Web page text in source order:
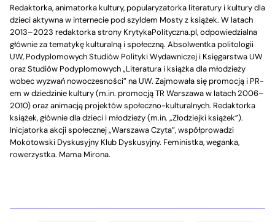
Redaktorka, animatorka kultury, popularyzatorka literatury i kultury dla
dzieci aktywna w internecie pod szyldem Mosty z książek. W latach
2013–2023 redaktorka strony KrytykaPolityczna.pl, odpowiedzialna
głównie za tematykę kulturalną i społeczną. Absolwentka politologii
UW, Podyplomowych Studiów Polityki Wydawniczej i Księgarstwa UW
oraz Studiów Podyplomowych „Literatura i książka dla młodzieży
wobec wyzwań nowoczesności” na UW. Zajmowała się promocją i PR-
em w dziedzinie kultury (m.in. promocją TR Warszawa w latach 2006–
2010) oraz animacją projektów społeczno-kulturalnych. Redaktorka
książek, głównie dla dzieci i młodzieży (m.in. „Złodziejki książek”).
Inicjatorka akcji społecznej „Warszawa Czyta”, współprowadzi
Mokotowski Dyskusyjny Klub Dyskusyjny. Feministka, weganka,
rowerzystka. Mama Mirona.